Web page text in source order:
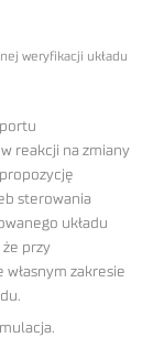
weryfikacji układu
reakcji na zmiany
sterowania
układu
przy
zakresie